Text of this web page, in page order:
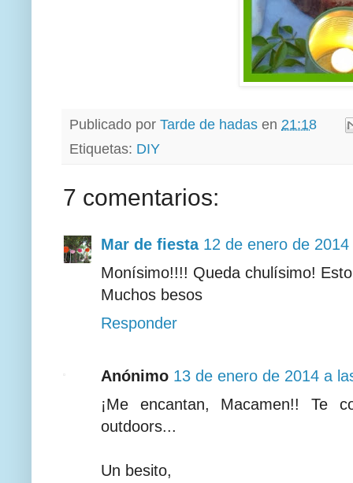
Publicado por Tarde de hadas en 21:18
Etiquetas: DIY
7 comentarios:
Mar de fiesta 12 de enero de
Monísimo!!!! Queda chulísimo!
Muchos besos
Responder
Anónimo 13 de enero de 2014 a
¡Me encantan, Macamen!! Te
outdoors...
Un besito,